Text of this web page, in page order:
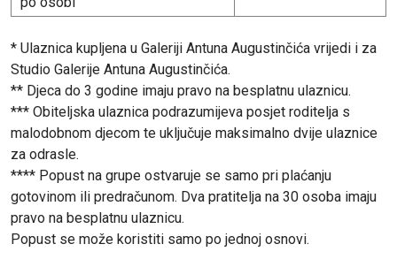
* Ulaznica kupljena u Galeriji Antuna Augustinčića vrijedi i za
Studio Galerije Antuna Augustinčića.
** Djeca do 3 godine imaju pravo na besplatnu ulaznicu.
*** Obiteljska ulaznica podrazumijeva posjet roditelja s
malodobnom djecom te uključuje maksimalno dvije ulaznice
za odrasle.
**** Popust na grupe ostvaruje se samo pri plaćanju
gotovinom ili predračunom. Dva pratitelja na 30 osoba imaju
pravo na besplatnu ulaznicu.
Popust se može koristiti samo po jednoj osnovi.